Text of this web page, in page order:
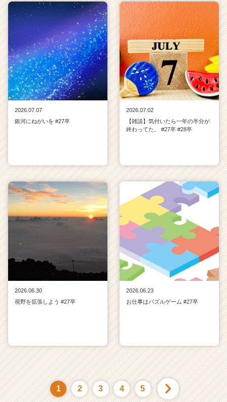
2026.07.07
銀河にねがいを #27卒
2026.07.02
【雑談】気付いたら一年の半分が
終わってた。 #27卒 #28卒
2026.06.30
視野を拡張しよう #27卒
2026.06.23
お仕事はパズルゲーム #27卒
1 2 3 4 5